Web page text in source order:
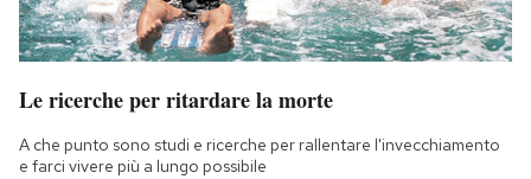
Le ricerche per ritardare la morte
A che punto sono studi e ricerche per rallentare l'invecchiamento
e farci vivere più a lungo possibile